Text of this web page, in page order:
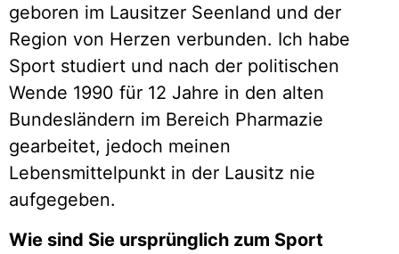
geboren im Lausitzer Seenland und der
Region von Herzen verbunden. Ich habe
Sport studiert und nach der politischen
Wende 1990 für 12 Jahre in den alten
Bundesländern im Bereich Pharmazie
gearbeitet, jedoch meinen
Lebensmittelpunkt in der Lausitz nie
aufgegeben.
Wie sind Sie ursprünglich zum Sport